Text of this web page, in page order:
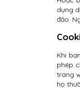
dụng
đảo.
Khi
phép
trang
họ